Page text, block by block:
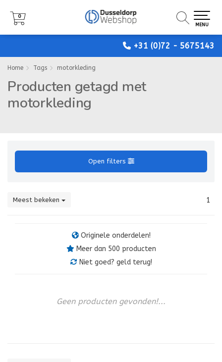
+31 (0)72 - 5675143
0
MENU
0
MENU
0
MENU
Home Tags motorkleding
Producten getagd met
motorkleding
Open filters
Meest bekeken 1
Originele onderdelen!
Meer dan 500 producten
Niet goed? geld terug!
Geen producten gevonden!...